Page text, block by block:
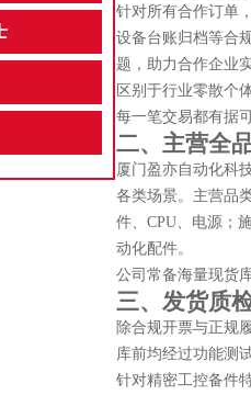
针对所有合作订单
设备台账归档等合
题，助力合作企业
区别于行业零散个
每一笔交易都有据
二、主营全
厦门盈亦自动化科
各类场景。主营品
件、CPU、电源；
动化配件。
公司常备海量现货
三、发货质
除合规开票与正规
库前均经过功能测
针对精密工控备件